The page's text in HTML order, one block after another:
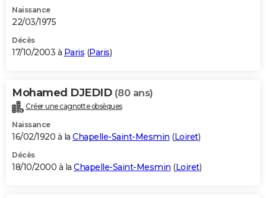
Naissance
22/03/1975
Décès
17/10/2003 à Paris (Paris)
Mohamed DJEDID (80 ans)
Créer une cagnotte obsèques
Naissance
16/02/1920 à la Chapelle-Saint-Mesmin (Loiret)
Décès
18/10/2000 à la Chapelle-Saint-Mesmin (Loiret)